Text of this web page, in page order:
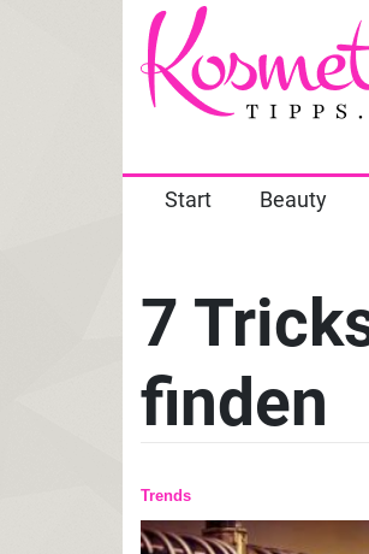
Start Beauty
7
finden
Trends